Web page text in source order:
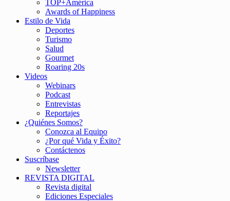
TOP+América
Awards of Happiness
Estilo de Vida
Deportes
Turismo
Salud
Gourmet
Roaring 20s
Videos
Webinars
Podcast
Entrevistas
Reportajes
¿Quiénes Somos?
Conozca al Equipo
¿Por qué Vida y Éxito?
Contáctenos
Suscríbase
Newsletter
REVISTA DIGITAL
Revista digital
Ediciones Especiales